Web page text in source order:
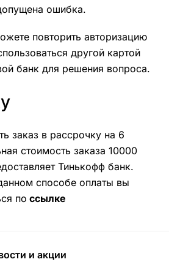
ошибка.
повторить авторизацию
другой картой
банк для решения вопроса.
заказ в рассрочку на 6
стоимость заказа 10000
Тинькофф банк.
способе оплаты вы
по ссылке
и акции